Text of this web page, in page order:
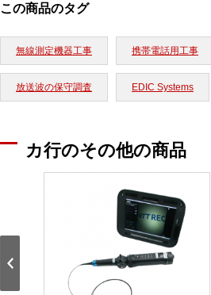
この商品のタグ
無線測定機器工事 携帯電話用工事
放送波の保守調査 EDIC Systems
カ行のその他の商品